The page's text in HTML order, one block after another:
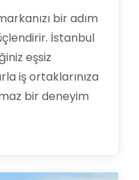
bir adım
İstanbul
eşsiz
iş ortaklarınıza
bir deneyim